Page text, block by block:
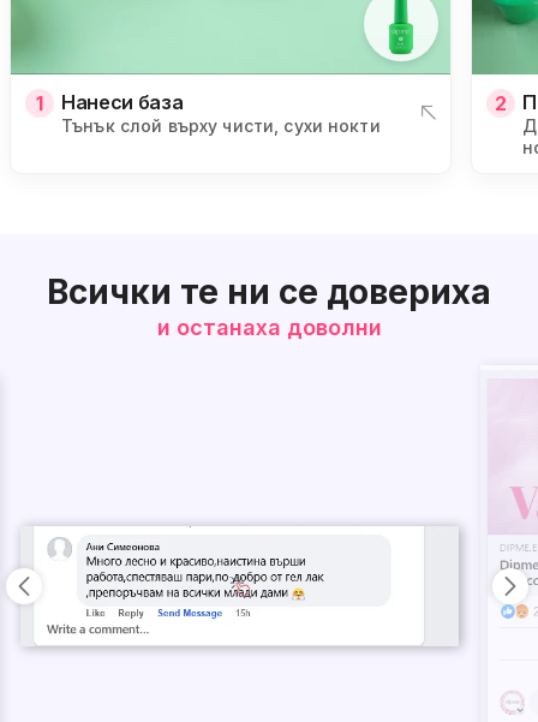
1 Нанеси база
Тънък слой върху чисти, сухи нокти
2
Всички те ни се довериха
и останаха доволни